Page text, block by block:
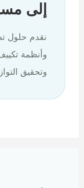
إلى
نقدم حلول
وأنظمة
وتحقيق